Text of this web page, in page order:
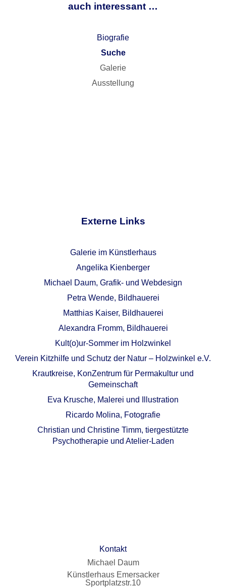
auch interessant …
Biografie
Suche
Galerie
Ausstellung
Externe Links
Galerie im Künstlerhaus
Angelika Kienberger
Michael Daum, Grafik- und Webdesign
Petra Wende, Bildhauerei
Matthias Kaiser, Bildhauerei
Alexandra Fromm, Bildhauerei
Kult(o)ur-Sommer im Holzwinkel
Verein Kitzhilfe und Schutz der Natur – Holzwinkel e.V.
Krautkreise, KonZentrum für Permakultur und
Gemeinschaft
Eva Krusche, Malerei und Illustration
Ricardo Molina, Fotografie
Christian und Christine Timm, tiergestützte
Psychotherapie und Atelier-Laden
Kontakt
Michael Daum
Künstlerhaus Emersacker
Sportplatzstr.10